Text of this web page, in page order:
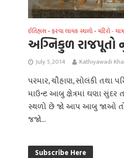
ઈતિહાસ • ફરવા લાયક સ્થળો • મંદિરો -
અગ્નિકુળ
July 5, 2014 Kathiyawadi
પરમાર, ચૌહાણ, સોલંકી તથા
માઉન્ટ આબુ ક્ષેત્રમાં ઘણા સુંદર
સ્થળો છે જો આપ આબુ જાઓ તો
જજો...
Subscribe Here